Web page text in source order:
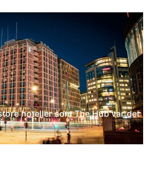
hoteller som The Hub var det